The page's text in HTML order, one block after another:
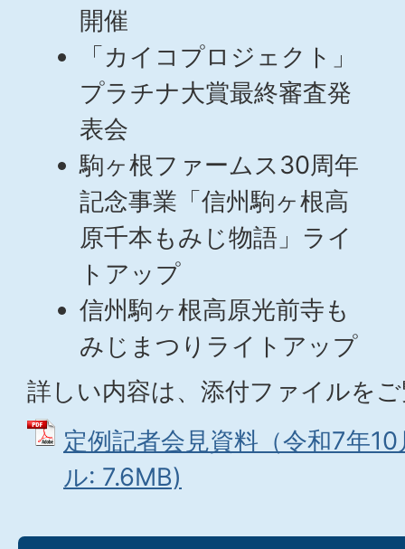
開催
「カイコプロジェクト」
プラチナ大賞最終審査発
表会
駒ヶ根ファームス30周年
記念事業「信州駒ヶ根高
原千本もみじ物語」ライ
トアップ
信州駒ヶ根高原光前寺も
みじまつりライトアップ
詳しい内容は、添付ファイルを
定例記者会見資料（令和7年
ル: 7.6MB)